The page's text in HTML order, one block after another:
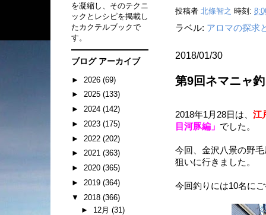
投稿者 北條智之 時刻:
ラベル: アロマの探求
2018/01/30
第9回ネマニャ
2018年1月28日は、 江
目河豚編」 でした。
今回、金沢八景の野
狙いに行きました。
今回釣りには10名に
を凝縮し、そのテクニ
ックとレシピを掲載し
たカクテルブックで
す。
ブログ アーカイブ
► 2026 (69)
► 2025 (133)
► 2024 (142)
► 2023 (175)
► 2022 (202)
► 2021 (363)
► 2020 (365)
► 2019 (364)
▼ 2018 (366)
► 12月 (31)